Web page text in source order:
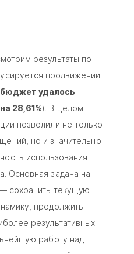
результаты по
продвижении
бюджет удалось
28,61%). В целом
позволили не только
но и значительно
использования
Основная задача на
сохранить текущую
продолжить
результативных
работу над